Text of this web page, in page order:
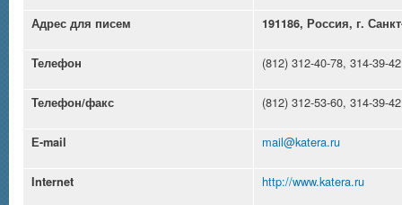
Адрес для писем 191186, Россия, г.
Телефон (812) 312-40-78, 314-39-42
Телефон/факс (812) 312-53-60, 314-39-42
Е-mail mail@katera.ru
Internet http://www.katera.ru